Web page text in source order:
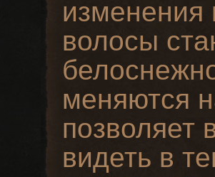
изменения
волосы
меняются
позволяет
видеть в